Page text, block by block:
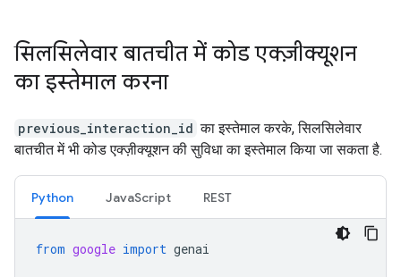
सिलसिलेवार बातचीत में कोड एक्ज़ीक्यूशन
का इस्तेमाल करना
previous_interaction_id का इस्तेमाल करके, सिलसिलेवार
बातचीत में भी कोड एक्ज़ीक्यूशन की सुविधा का इस्तेमाल किया जा सकता है.
Python JavaScript REST
from google import genai